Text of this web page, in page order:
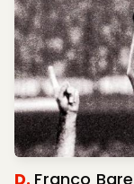
D. Franco